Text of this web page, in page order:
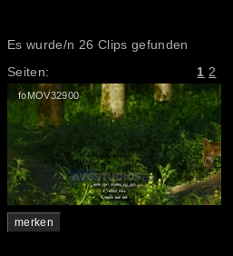
Es wurde/n 26 Clips gefunden
Seiten: 1 2
foMOV32900
merken